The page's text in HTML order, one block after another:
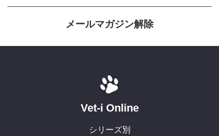
メールマガジン解除
Vet-i Online
シリーズ別